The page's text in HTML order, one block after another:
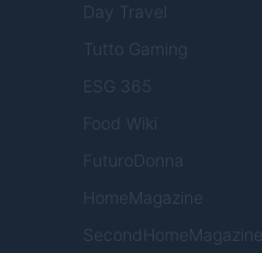
Day Travel
Tutto Gaming
ESG 365
Food Wiki
FuturoDonna
HomeMagazine
SecondHomeMagazine